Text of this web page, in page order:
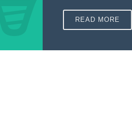
READ MORE